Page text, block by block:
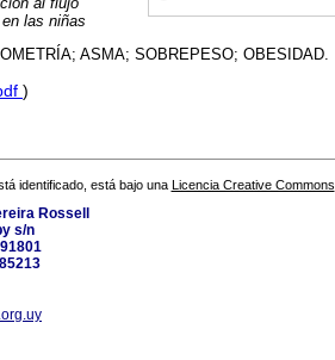
las niñas
ASMA; SOBREPESO; OBESIDAD.
)
identificado, está bajo una Licencia Creative Commons
Rossell
s/n